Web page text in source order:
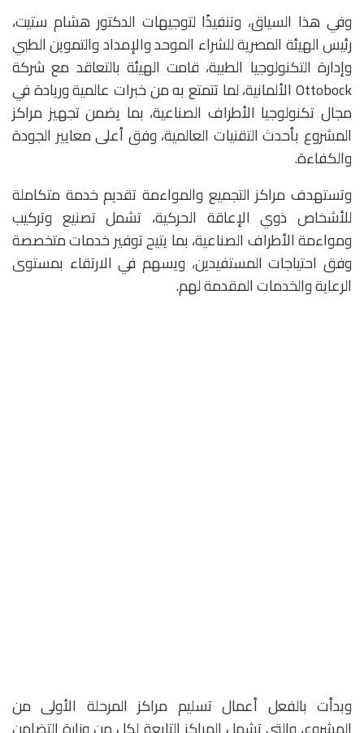
وفي هذا السياق، وتنفيذًا لتوجيهات الدكتور هشام ستيت،
رئيس الهيئة المصرية للشراء الموحد والإمداد والتموين الطبي
وإدارة التكنولوجيا الطبية، قامت الهيئة بالتعاقد مع شركة
Ottobock الألمانية، لما تتمتع به من خبرات عالمية وريادة في
مجال تكنولوجيا الأطراف الصناعية، بما يضمن تجهيز مراكز
المشروع بأحدث التقنيات العالمية، وفق أعلى معايير الجودة
والكفاءة.
وتستهدف مراكز التجميع والمواءمة تقديم خدمة متكاملة
للأشخاص ذوي الإعاقة الحركية، تشمل تصنيع وتركيب
ومواءمة الأطراف الصناعية، بما يتيح توفير خدمات متخصصة
وفق احتياجات المستفيدين، ويسهم في الارتقاء بمستوى
الرعاية والخدمات المقدمة لهم.
وبدأت بالفعل أعمال تسليم مراكز المرحلة الأولى من